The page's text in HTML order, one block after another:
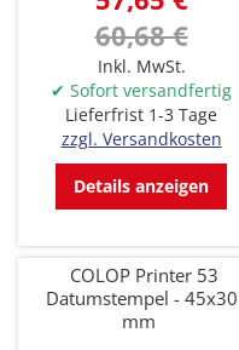
60,68 €
Inkl. MwSt.
✔ Sofort versandfertig
Lieferfrist 1-3 Tage
zzgl. Versandkosten
Details anzeigen
COLOP Printer 53
Datumstempel - 45x30
mm